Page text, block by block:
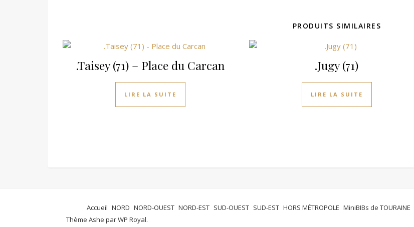
PRODUITS SIMILAIRES
.Taisey (71) – Place du Carcan
LIRE LA SUITE
.Jugy (71)
LIRE LA SUITE
Accueil NORD NORD-OUEST NORD-EST SUD-OUEST SUD-EST HORS MÉTROPOLE MiniBIBs de TOURAINE
Thème Ashe parWP Royal.